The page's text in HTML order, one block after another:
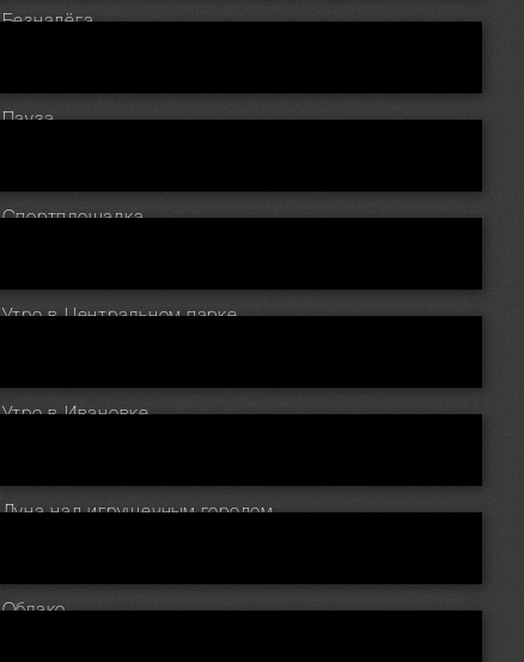
Безнадёга...
Пауза.
Спортплощадка.
Утро в Центральном парке.
Утро в Ивановке.
Луна над игрушечным городом.
Облако.